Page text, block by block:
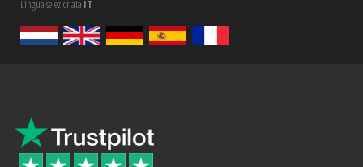
Lingua selezionata IT